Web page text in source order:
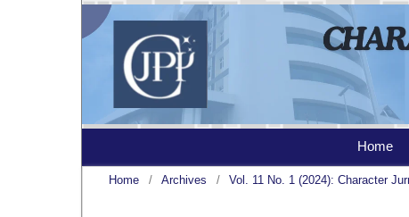
Home
Home / Archives / Vol. 11 No. 1 (2024): Character